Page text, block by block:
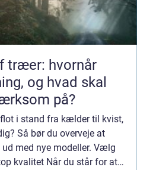
træer: hvornår
og hvad skal
på?
i stand fra kælder til kvist,
Så bør du overveje at
med nye modeller. Vælg
kvalitet Når du står for at